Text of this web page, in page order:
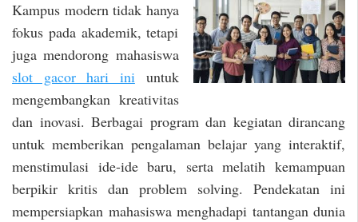
Kampus modern tidak hanya
fokus pada akademik, tetapi
juga mendorong mahasiswa
slot gacor hari ini untuk
mengembangkan kreativitas
dan inovasi. Berbagai program dan kegiatan dirancang
untuk memberikan pengalaman belajar yang interaktif,
menstimulasi ide-ide baru, serta melatih kemampuan
berpikir kritis dan problem solving. Pendekatan ini
mempersiapkan mahasiswa menghadapi tantangan dunia